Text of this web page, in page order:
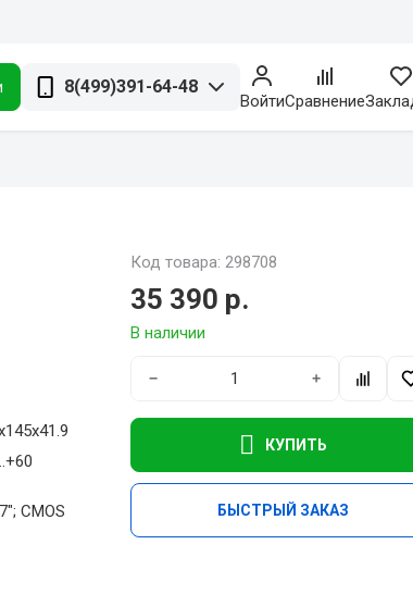
8(499)391-64-48
ВойтиСравнение
CMOS
Код товара: 298708
35 390 р.
В наличии
− +
КУПИТЬ
БЫСТРЫЙ ЗАКАЗ